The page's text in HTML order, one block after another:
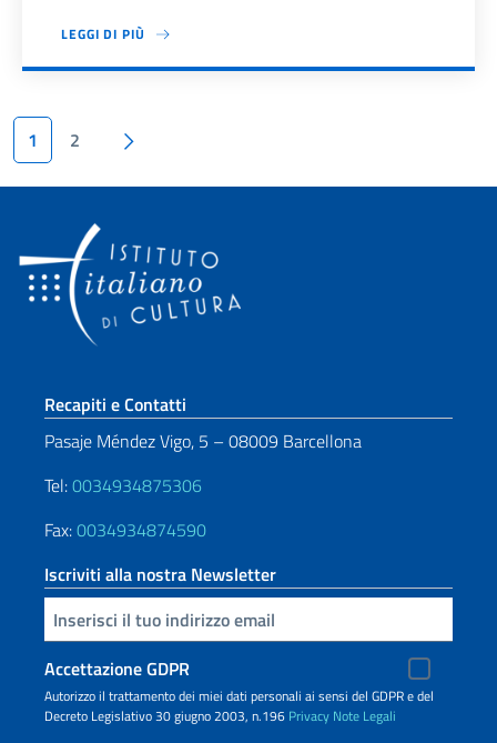
LEGGI DI PIÙ
Paginazione
1 2
Sezione footer
Recapiti e Contatti
Pasaje Méndez Vigo, 5 – 08009 Barcellona
Tel:0034934875306
Fax:0034934874590
Iscriviti alla nostra Newsletter
Inserisci la tua email
Accettazione GDPR
Autorizzo il trattamento dei miei dati personali ai sensi del GDPR e del
Decreto Legislativo 30 giugno 2003, n.196 Privacy Note Legali